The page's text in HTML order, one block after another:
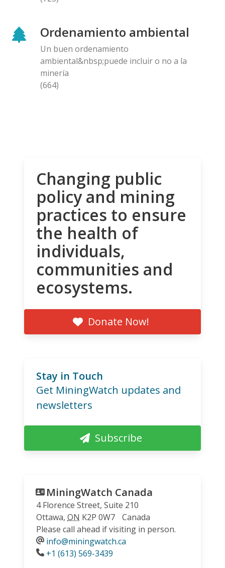
Ordenamiento ambiental
Un buen ordenamiento
ambiental&nbsp;puede incluir o no a la
minería
(664)
Changing public
policy and mining
practices to ensure
the health of
individuals,
communities and
ecosystems.
Donate Now!
Stay in Touch
Get MiningWatch updates and
newsletters
Subscribe
MiningWatch Canada
4 Florence Street, Suite 210
Ottawa, ON K2P 0W7
Canada
Please call ahead if visiting in person.
info@miningwatch.ca
Phone
+1 (613) 569-3439